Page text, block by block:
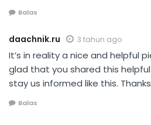
Balas
daachnik.ru 3 tahun ago
It’s in reality a nice and helpful
glad that you shared this
stay us informed like this.
Balas